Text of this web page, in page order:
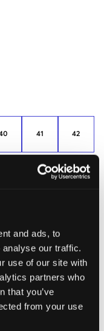
and ads, to
our traffic.
use of our site with
partners who
that you’ve
from your use
41 42
übrig
zu wählen